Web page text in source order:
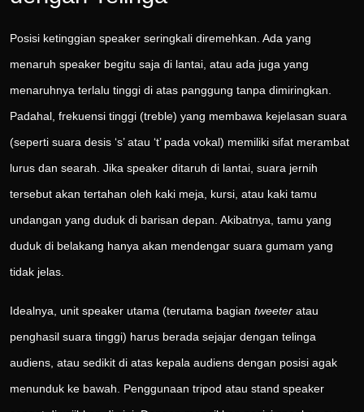
Posisi ketinggian speaker seringkali diremehkan. Ada yang
menaruh speaker begitu saja di lantai, atau ada juga yang
menaruhnya terlalu tinggi di atas panggung tanpa dimiringkan.
Padahal, frekuensi tinggi (treble) yang membawa kejelasan suara
(seperti suara desis ‘s’ atau ‘t’ pada vokal) memiliki sifat merambat
lurus dan searah. Jika speaker ditaruh di lantai, suara jernih
tersebut akan tertahan oleh kaki meja, kursi, atau kaki tamu
undangan yang duduk di barisan depan. Akibatnya, tamu yang
duduk di belakang hanya akan mendengar suara gumam yang
tidak jelas.
Idealnya, unit speaker utama (terutama bagian tweeter atau
penghasil suara tinggi) harus berada sejajar dengan telinga
audiens, atau sedikit di atas kepala audiens dengan posisi agak
menunduk ke bawah. Penggunaan tripod atau stand speaker